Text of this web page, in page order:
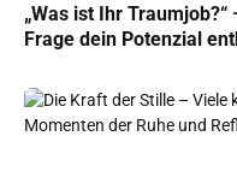
„Was ist Ihr
Frage dein Potenzial